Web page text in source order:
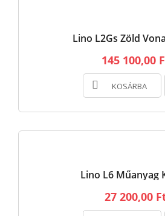
Lino L2Gs Zöld
145 100,00
KOSÁRBA
Lino L6 Műanyag
27 200,00